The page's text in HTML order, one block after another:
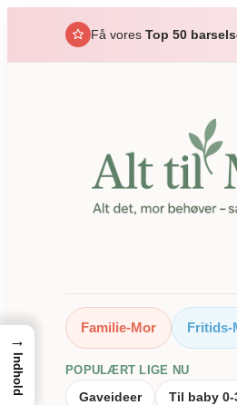
indhold
Få vores Top 50
Familie-Mor Fritids-
POPULÆRT LIGE NU
Gaveideer Til baby 0-
→
Indhold